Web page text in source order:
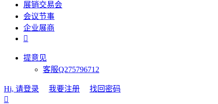
展销交易会
会议节事
企业展商

提意见
客服Q275796712
Hi, 请登录 我要注册
找回密码
